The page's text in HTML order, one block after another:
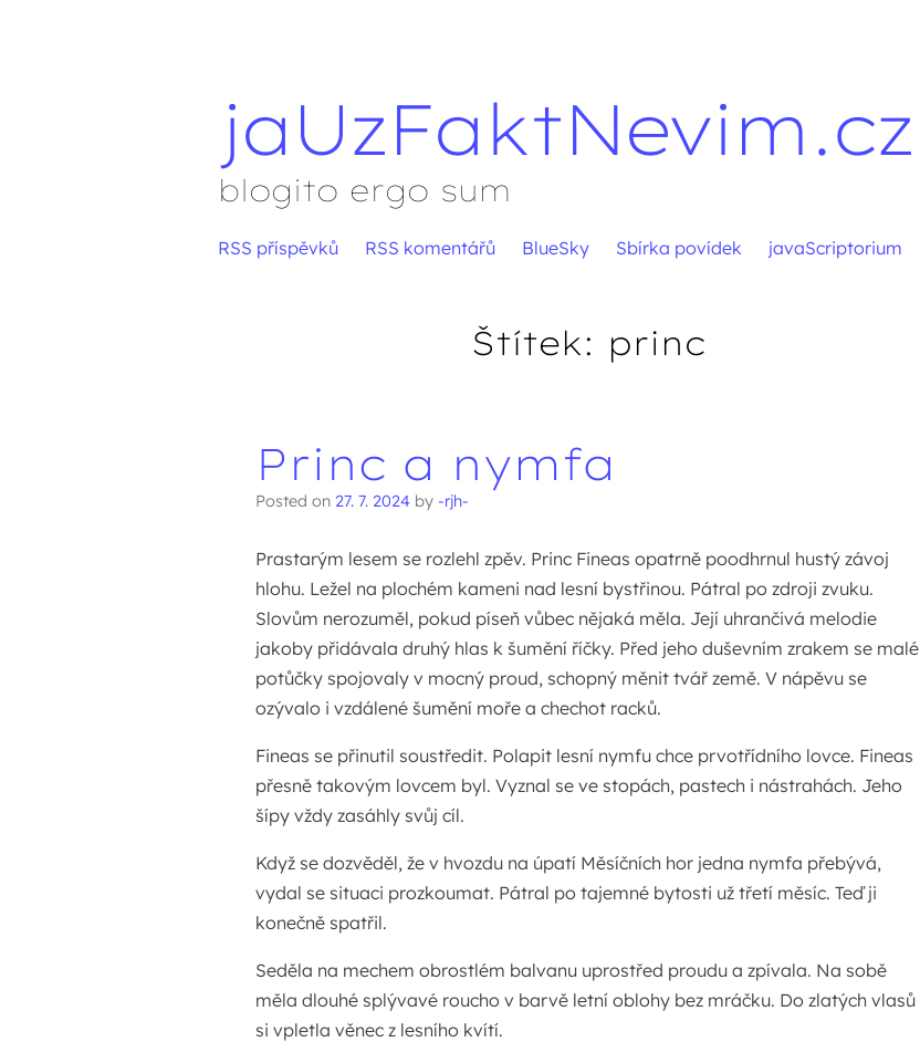
jaUzFaktNevim.cz
blogito ergo sum
Přejít
RSS příspěvků RSS komentářů BlueSky Sbírka povídek javaScriptorium
Štítek: princ
Navigace příspěvků
Princ a nymfa
Posted on 27. 7. 2024 by -rjh-
Prastarým lesem se rozlehl zpěv. Princ Fineas opatrně poodhrnul hustý závoj
hlohu. Ležel na plochém kameni nad lesní bystřinou. Pátral po zdroji zvuku.
Slovům nerozuměl, pokud píseň vůbec nějaká měla. Její uhrančivá melodie
jakoby přidávala druhý hlas k šumění říčky. Před jeho duševním zrakem se malé
potůčky spojovaly v mocný proud, schopný měnit tvář země. V nápěvu se
ozývalo i vzdálené šumění moře a chechot racků.
Fineas se přinutil soustředit. Polapit lesní nymfu chce prvotřídního lovce. Fineas
přesně takovým lovcem byl. Vyznal se ve stopách, pastech i nástrahách. Jeho
šípy vždy zasáhly svůj cíl.
Když se dozvěděl, že v hvozdu na úpatí Měsíčních hor jedna nymfa přebývá,
vydal se situaci prozkoumat. Pátral po tajemné bytosti už třetí měsíc. Teď ji
konečně spatřil.
Seděla na mechem obrostlém balvanu uprostřed proudu a zpívala. Na sobě
měla dlouhé splývavé roucho v barvě letní oblohy bez mráčku. Do zlatých vlasů
si vpletla věnec z lesního kvítí.